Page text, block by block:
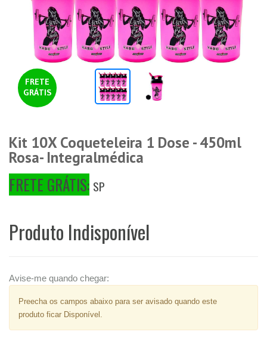
FRETE
GRÁTIS
Kit 10X Coqueteleira 1 Dose - 450ml
Rosa- Integralmédica
FRETE GRÁTIS: SP
Produto Indisponível
Avise-me quando chegar:
Preecha os campos abaixo para ser avisado quando este
produto ficar Disponível.